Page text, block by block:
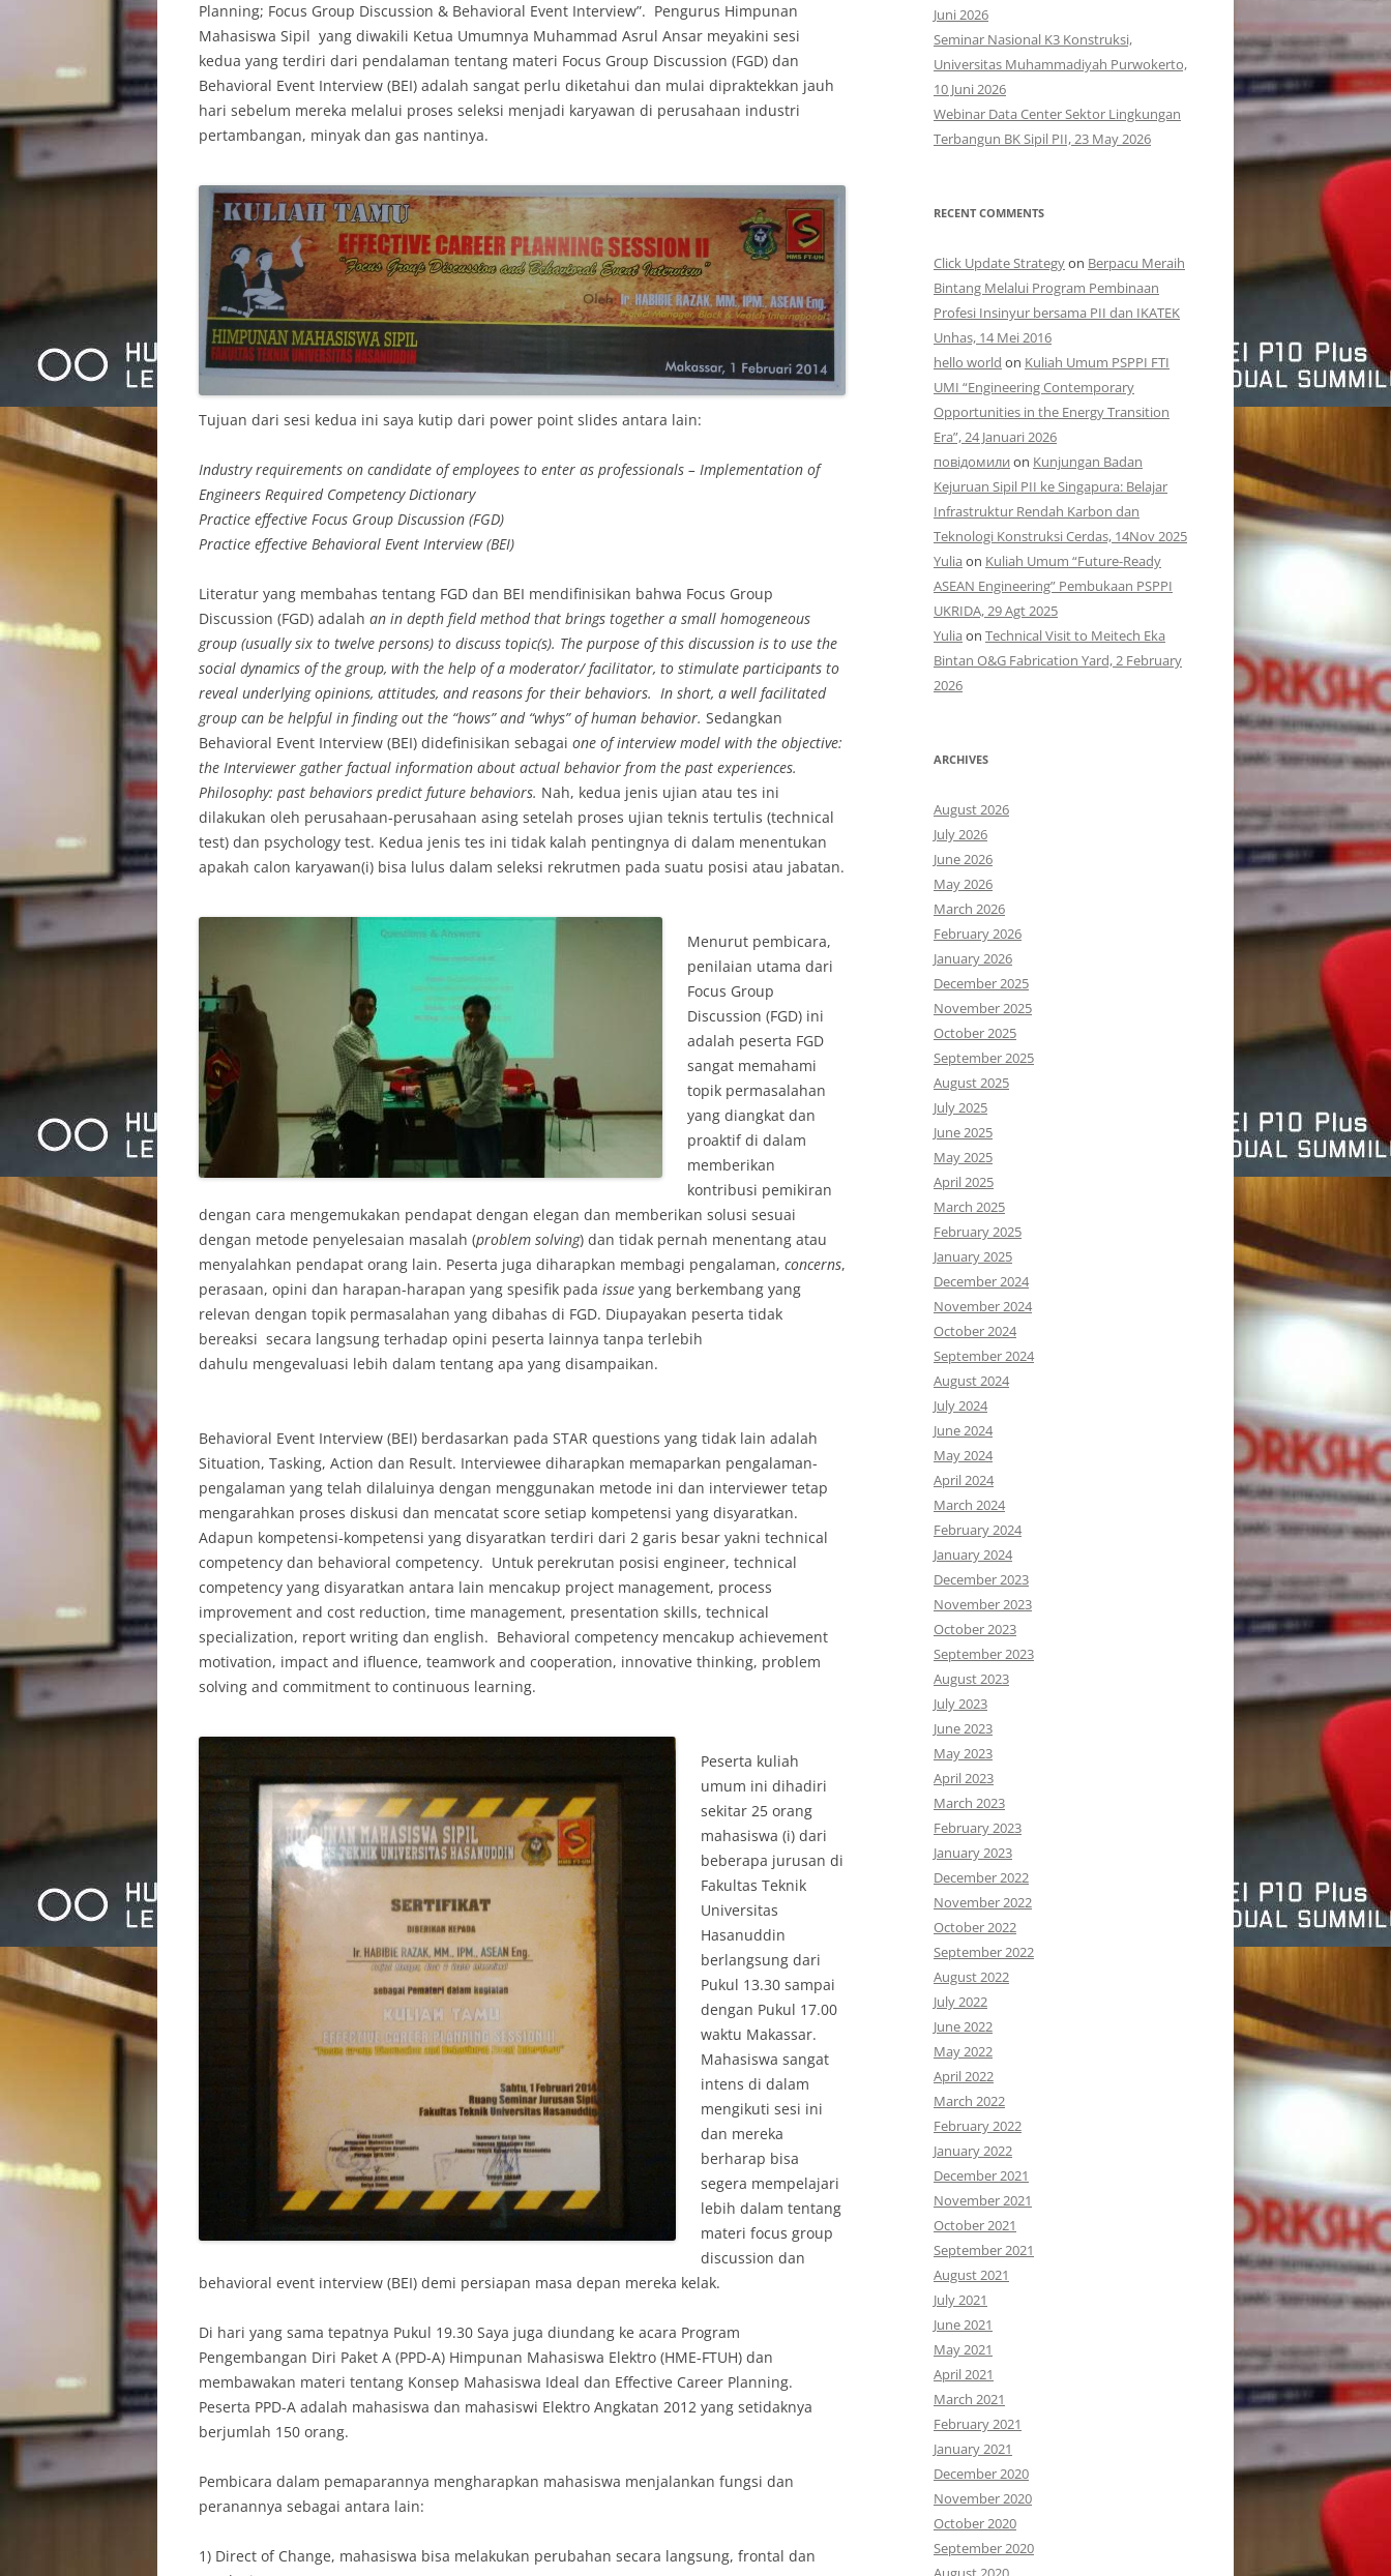
Planning; Focus Group Discussion & Behavioral Event Interview”. Pengurus Himpunan
Mahasiswa Sipil yang diwakili Ketua Umumnya Muhammad Asrul Ansar meyakini sesi
kedua yang terdiri dari pendalaman tentang materi Focus Group Discussion (FGD) dan
Behavioral Event Interview (BEI) adalah sangat perlu diketahui dan mulai dipraktekkan jauh
hari sebelum mereka melalui proses seleksi menjadi karyawan di perusahaan industri
pertambangan, minyak dan gas nantinya.
Tujuan dari sesi kedua ini saya kutip dari power point slides antara lain:
Industry requirements on candidate of employees to enter as professionals – Implementation of
Engineers Required Competency Dictionary
Practice effective Focus Group Discussion (FGD)
Practice effective Behavioral Event Interview (BEI)
Literatur yang membahas tentang FGD dan BEI mendifinisikan bahwa Focus Group
Discussion (FGD) adalah an in depth field method that brings together a small homogeneous
group (usually six to twelve persons) to discuss topic(s). The purpose of this discussion is to use the
social dynamics of the group, with the help of a moderator/ facilitator, to stimulate participants to
reveal underlying opinions, attitudes, and reasons for their behaviors. In short, a well facilitated
group can be helpful in finding out the “hows” and “whys” of human behavior. Sedangkan
Behavioral Event Interview (BEI) didefinisikan sebagai one of interview model with the objective:
the Interviewer gather factual information about actual behavior from the past experiences.
Philosophy: past behaviors predict future behaviors. Nah, kedua jenis ujian atau tes ini
dilakukan oleh perusahaan-perusahaan asing setelah proses ujian teknis tertulis (technical
test) dan psychology test. Kedua jenis tes ini tidak kalah pentingnya di dalam menentukan
apakah calon karyawan(i) bisa lulus dalam seleksi rekrutmen pada suatu posisi atau jabatan.
Menurut pembicara,
penilaian utama dari
Focus Group
Discussion (FGD) ini
adalah peserta FGD
sangat memahami
topik permasalahan
yang diangkat dan
proaktif di dalam
memberikan
kontribusi pemikiran
dengan cara mengemukakan pendapat dengan elegan dan memberikan solusi sesuai
dengan metode penyelesaian masalah (problem solving) dan tidak pernah menentang atau
menyalahkan pendapat orang lain. Peserta juga diharapkan membagi pengalaman, concerns,
perasaan, opini dan harapan-harapan yang spesifik pada issue yang berkembang yang
relevan dengan topik permasalahan yang dibahas di FGD. Diupayakan peserta tidak
bereaksi secara langsung terhadap opini peserta lainnya tanpa terlebih
dahulu mengevaluasi lebih dalam tentang apa yang disampaikan.
Behavioral Event Interview (BEI) berdasarkan pada STAR questions yang tidak lain adalah
Situation, Tasking, Action dan Result. Interviewee diharapkan memaparkan pengalaman-
pengalaman yang telah dilaluinya dengan menggunakan metode ini dan interviewer tetap
mengarahkan proses diskusi dan mencatat score setiap kompetensi yang disyaratkan.
Adapun kompetensi-kompetensi yang disyaratkan terdiri dari 2 garis besar yakni technical
competency dan behavioral competency. Untuk perekrutan posisi engineer, technical
competency yang disyaratkan antara lain mencakup project management, process
improvement and cost reduction, time management, presentation skills, technical
specialization, report writing dan english. Behavioral competency mencakup achievement
motivation, impact and ifluence, teamwork and cooperation, innovative thinking, problem
solving and commitment to continuous learning.
Peserta kuliah
umum ini dihadiri
sekitar 25 orang
mahasiswa (i) dari
beberapa jurusan di
Fakultas Teknik
Universitas
Hasanuddin
berlangsung dari
Pukul 13.30 sampai
dengan Pukul 17.00
waktu Makassar.
Mahasiswa sangat
intens di dalam
mengikuti sesi ini
dan mereka
berharap bisa
segera mempelajari
lebih dalam tentang
materi focus group
discussion dan
behavioral event interview (BEI) demi persiapan masa depan mereka kelak.
Di hari yang sama tepatnya Pukul 19.30 Saya juga diundang ke acara Program
Pengembangan Diri Paket A (PPD-A) Himpunan Mahasiswa Elektro (HME-FTUH) dan
membawakan materi tentang Konsep Mahasiswa Ideal dan Effective Career Planning.
Peserta PPD-A adalah mahasiswa dan mahasiswi Elektro Angkatan 2012 yang setidaknya
berjumlah 150 orang.
Pembicara dalam pemaparannya mengharapkan mahasiswa menjalankan fungsi dan
peranannya sebagai antara lain:
1) Direct of Change, mahasiswa bisa melakukan perubahan secara langsung, frontal dan
Juni 2026
Seminar Nasional K3 Konstruksi,
Universitas Muhammadiyah Purwokerto,
10 Juni 2026
Webinar Data Center Sektor Lingkungan
Terbangun BK Sipil PII, 23 May 2026
RECENT COMMENTS
Click Update Strategyon Berpacu Meraih
Bintang Melalui Program Pembinaan
Profesi Insinyur bersama PII dan IKATEK
Unhas, 14 Mei 2016
hello world on Kuliah Umum PSPPI FTI
UMI “Engineering Contemporary
Opportunities in the Energy Transition
Era”, 24 Januari 2026
повідомили on Kunjungan Badan
Kejuruan Sipil PII ke Singapura: Belajar
Infrastruktur Rendah Karbon dan
Teknologi Konstruksi Cerdas, 14Nov 2025
Yulia on Kuliah Umum “Future-Ready
ASEAN Engineering” Pembukaan PSPPI
UKRIDA, 29 Agt 2025
Yulia on Technical Visit to Meitech Eka
Bintan O&G Fabrication Yard, 2 February
2026
ARCHIVES
August 2026
July 2026
June 2026
May 2026
March 2026
February 2026
January 2026
December 2025
November 2025
October 2025
September 2025
August 2025
July 2025
June 2025
May 2025
April 2025
March 2025
February 2025
January 2025
December 2024
November 2024
October 2024
September 2024
August 2024
July 2024
June 2024
May 2024
April 2024
March 2024
February 2024
January 2024
December 2023
November 2023
October 2023
September 2023
August 2023
July 2023
June 2023
May 2023
April 2023
March 2023
February 2023
January 2023
December 2022
November 2022
October 2022
September 2022
August 2022
July 2022
June 2022
May 2022
April 2022
March 2022
February 2022
January 2022
December 2021
November 2021
October 2021
September 2021
August 2021
July 2021
June 2021
May 2021
April 2021
March 2021
February 2021
January 2021
December 2020
November 2020
October 2020
September 2020